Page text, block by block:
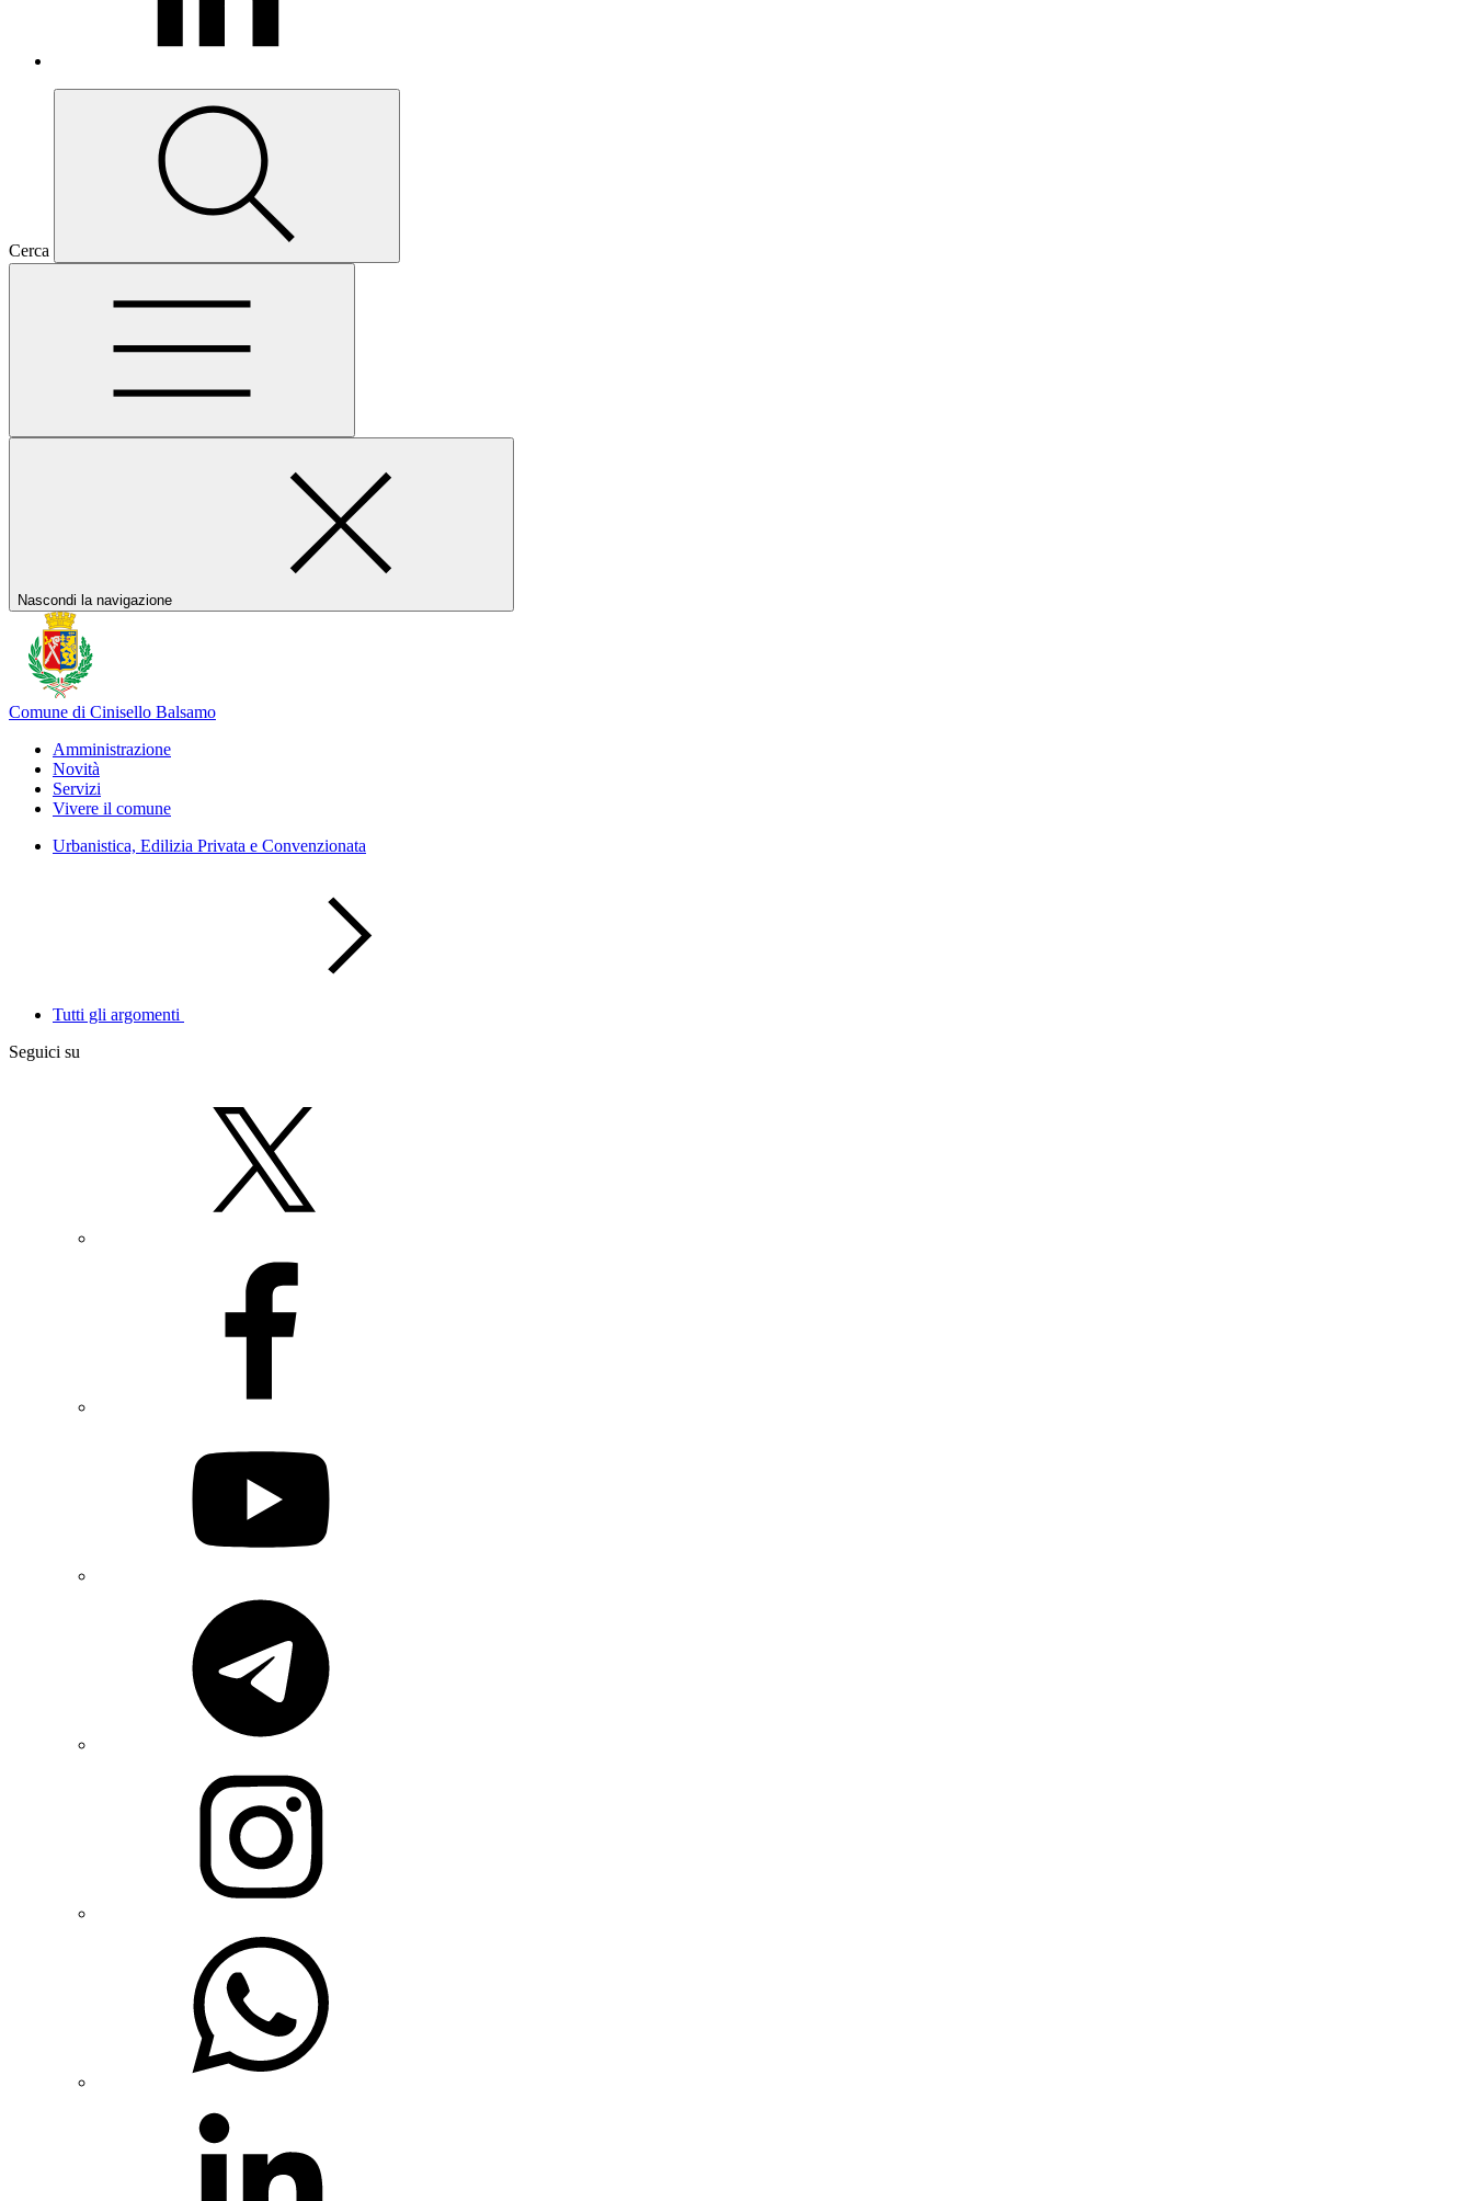
Cerca
Nascondi la navigazione
Comune di Cinisello Balsamo
Amministrazione
Novità
Servizi
Vivere il comune
Urbanistica, Edilizia Privata e Convenzionata
Tutti gli argomenti
Seguici su